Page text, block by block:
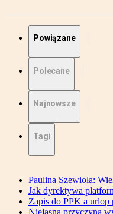
Powiązane
Polecane
Najnowsze
Tagi
Paulina Szewioła:
Jak dyrektywa
Zapis do PPK a urlop
Niejasna przyczyna